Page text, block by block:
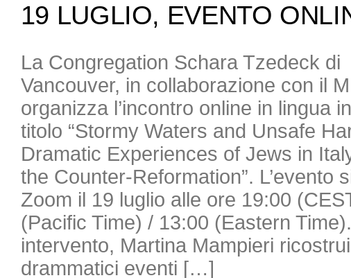
19 LUGLIO, EVENTO
La Congregation Schara Tzedeck di
Vancouver, in collaborazione con il
organizza l’incontro online in lingua
titolo “Stormy Waters and Unsafe
Dramatic Experiences of Jews in
the Counter-Reformation”. L’evento
Zoom il 19 luglio alle ore 19:00
(Pacific Time) / 13:00 (Eastern
intervento, Martina Mampieri
drammatici eventi […]